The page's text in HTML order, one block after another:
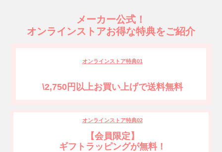
メーカー公式！
オンラインストアお得な特典をご紹介
オンラインストア特典01
\2,750円以上お買い上げで送料無料
オンラインストア特典02
【会員限定】
ギフトラッピングが無料！